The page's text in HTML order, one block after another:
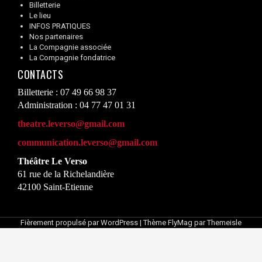
Billetterie
Le lieu
INFOS PRATIQUES
Nos partenaires
La Compagnie associée
La Compagnie fondatrice
CONTACTS
Billetterie : 07 49 66 98 37
Administration : 04 77 47 01 31
theatre.leverso@gmail.com
communication.leverso@gmail.com
Théâtre Le Verso
61 rue de la Richelandière
42100 Saint-Etienne
Fièrement propulsé par WordPress |Thème FlyMag par Themeisle